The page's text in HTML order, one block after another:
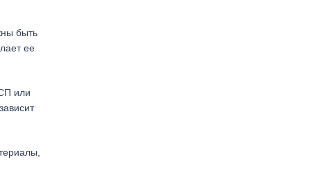
быть
ее
или